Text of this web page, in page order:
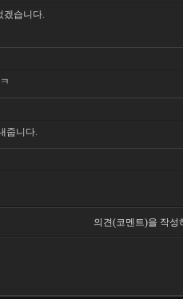
겠습니다.
줍니다.
의견(코멘트)을 작성